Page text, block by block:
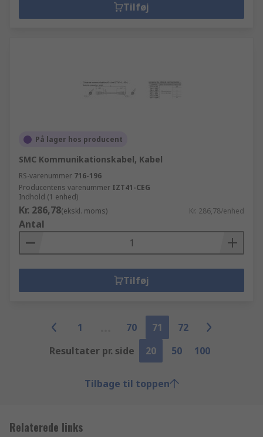
Tilføj
På lager hos producent
SMC Kommunikationskabel, Kabel
RS-varenummer 716-196
Producentens varenummer IZT41-CEG
Indhold (1 enhed)
Kr. 286,78(ekskl. moms) Kr. 286,78/enhed
Antal
Tilføj
1 70 71
72
Resultater pr. side
20 50 100
Tilbage til toppen
Relaterede links